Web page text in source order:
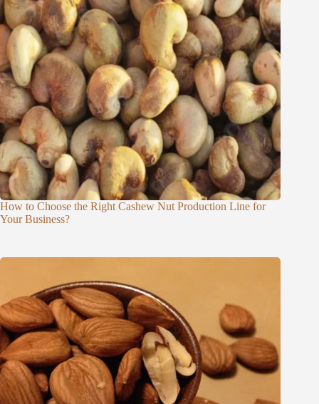
How to Choose the Right Cashew Nut Production Line for
Your Business?